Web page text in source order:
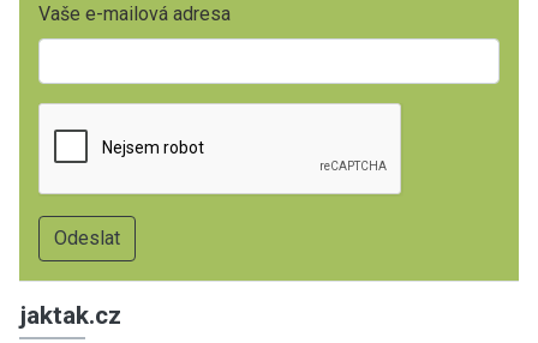
Vaše e-mailová adresa
jaktak.cz